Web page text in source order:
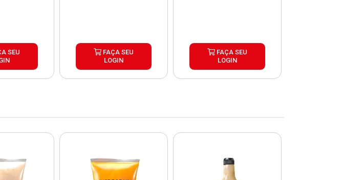
SEU
FAÇA SEU
LOGIN
FAÇA SEU
LOGIN